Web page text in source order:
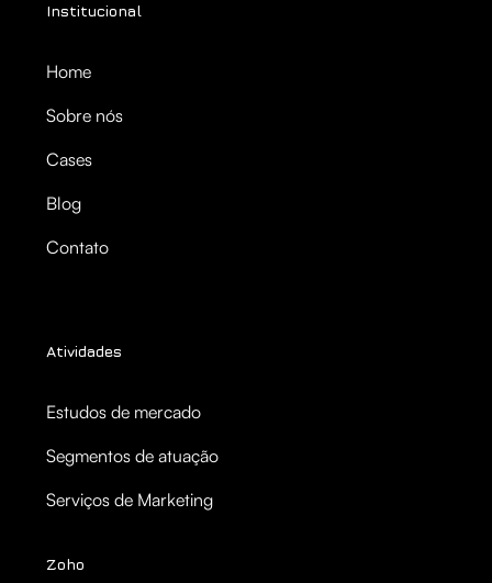
Institucional
Home
Sobre nós
Cases
Blog
Contato
Atividades
Estudos de mercado
Segmentos de atuação
Serviços de Marketing
Zoho